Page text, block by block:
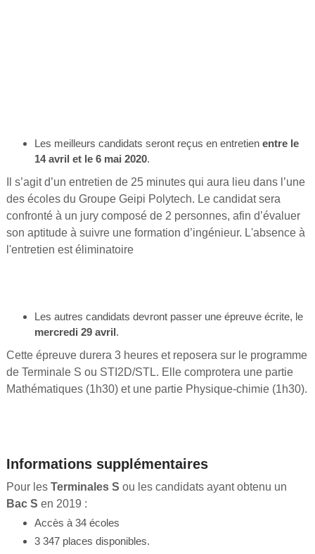
Les meilleurs candidats seront reçus en entretien entre le
14 avril et le 6 mai 2020.
Il s’agit d’un entretien de 25 minutes qui aura lieu dans l’une
des écoles du Groupe Geipi Polytech. Le candidat sera
confronté à un jury composé de 2 personnes, afin d’évaluer
son aptitude à suivre une formation d’ingénieur. L'absence à
l'entretien est éliminatoire
Les autres candidats devront passer une épreuve écrite, le
mercredi 29 avril.
Cette épreuve durera 3 heures et reposera sur le programme
de Terminale S ou STI2D/STL. Elle comprotera une partie
Mathématiques (1h30) et une partie Physique-chimie (1h30).
Informations supplémentaires
Pour les Terminales S ou les candidats ayant obtenu un
Bac S en 2019 :
Accès à 34 écoles
3 347 places disponibles.